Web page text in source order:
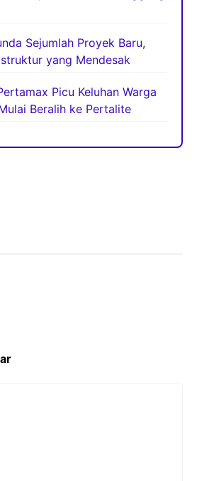
Sejumlah Proyek Baru,
yang Mendesak
Picu Keluhan Warga
Beralih ke Pertalite